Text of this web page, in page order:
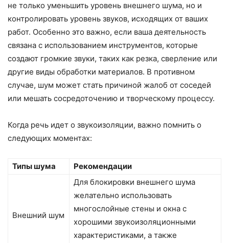
не только уменьшить уровень внешнего шума, но и
контролировать уровень звуков, исходящих от ваших
работ. Особенно это важно, если ваша деятельность
связана с использованием инструментов, которые
создают громкие звуки, таких как резка, сверление или
другие виды обработки материалов. В противном
случае, шум может стать причиной жалоб от соседей
или мешать сосредоточению и творческому процессу.
Когда речь идет о звукоизоляции, важно помнить о
следующих моментах:
Типы шума Рекомендации
Внешний шум
Для блокировки внешнего шума
желательно использовать
многослойные стены и окна с
хорошими звукоизоляционными
характеристиками, а также